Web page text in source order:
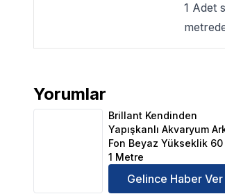
1 Adet
Yorumlar
Brillant Kendinden Yapışkanlı
Brillant Kendinden
Yapışkanlı Akvaryum
Fon Beyaz Yükseklik 60
1 Metre
Gelince Haber Ver